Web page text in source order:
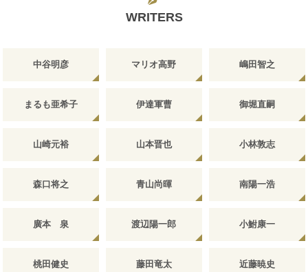
WRITERS
中谷明彦 マリオ高野 嶋田智之
まるも亜希子 伊達軍曹 御堀直嗣
山崎元裕 山本晋也 小林敦志
森口将之 青山尚暉 南陽一浩
廣本 泉 渡辺陽一郎 小鮒康一
桃田健史 藤田竜太 近藤暁史